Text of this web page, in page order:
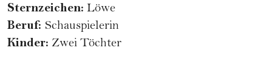
Sternzeichen: Löwe
Beruf: Schauspielerin
Kinder: Zwei Töchter